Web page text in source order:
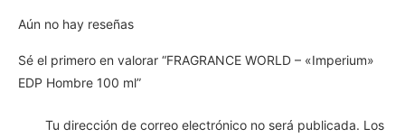
Aún no hay reseñas
Sé el primero en valorar “FRAGRANCE WORLD – «Imperium»
EDP Hombre 100 ml”
Tu dirección de correo electrónico no será publicada. Los